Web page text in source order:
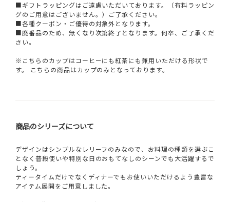
■ギフトラッピングはご遠慮いただいております。（有料ラッピン
グのご用意はございません。）ご了承ください。
■各種クーポン・ご優待の対象外となります。
■廃番品のため、無くなり次第終了となります。何卒、ご了承くだ
さい。
※こちらのカップはコーヒーにも紅茶にも兼用いただける形状で
す。 こちらの商品はカップのみとなっております。
商品のシリーズについて
デザインはシンプルなレリーフのみなので、お料理の種類を選ぶこ
となく普段使いや特別な日のおもてなしのシーンでも大活躍するで
しょう。
ティータイムだけでなくディナーでもお使いいただけるよう豊富な
アイテム展開をご用意しました。